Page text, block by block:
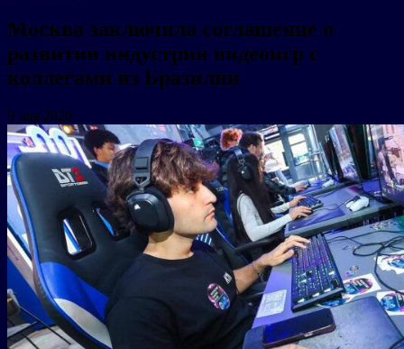
Москва заключила соглашение о
развитии индустрии видеоигр с
коллегами из Бразилии
9 мая 2026